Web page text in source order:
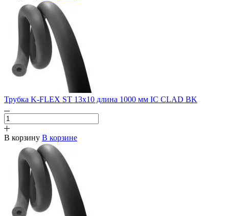
Трубка K-FLEX ST 13х10 длина 1000 мм IC CLAD BK
В корзину В корзине